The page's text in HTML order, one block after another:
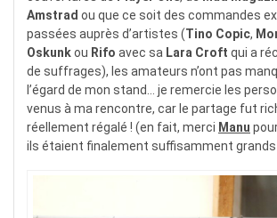
Amstrad ou que ce soit des commandes
passées auprès d’artistes (Tino Copic,
Oskunkou Rifo avec sa Lara Croft qui a
de suffrages), les amateurs n’ont pas
l’égard de mon stand… je remercie les
venus à ma rencontre, car le partage fut
réellement régalé ! (en fait, merci Manu
ils étaient finalement suffisamment grands